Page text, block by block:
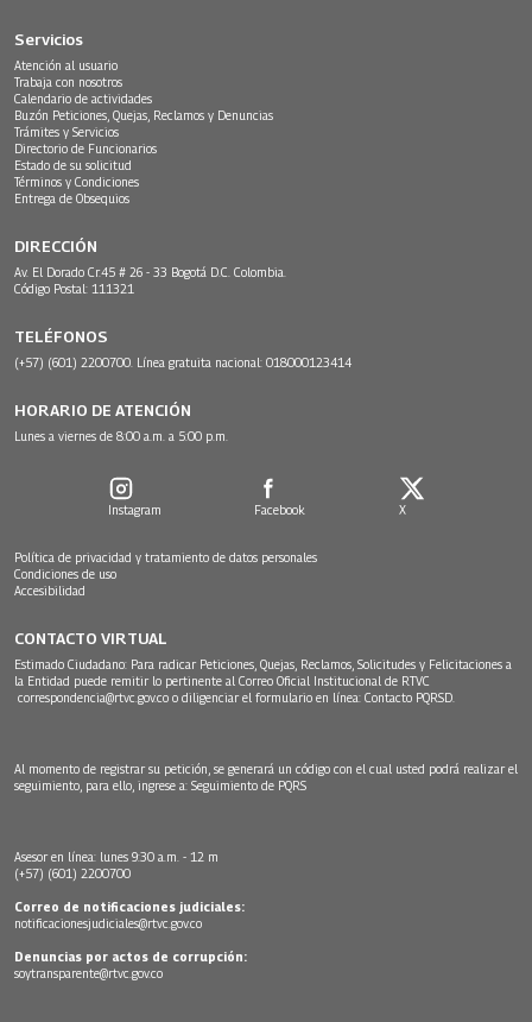
Servicios
Atención al usuario
Trabaja con nosotros
Calendario de actividades
Buzón Peticiones, Quejas, Reclamos y Denuncias
Trámites y Servicios
Directorio de Funcionarios
Estado de su solicitud
Términos y Condiciones
Entrega de Obsequios
DIRECCIÓN
Av. El Dorado Cr.45 # 26 - 33 Bogotá D.C. Colombia.
Código Postal: 111321
TELÉFONOS
(+57) (601) 2200700. Línea gratuita nacional: 018000123414
HORARIO DE ATENCIÓN
Lunes a viernes de 8:00 a.m. a 5:00 p.m.
Instagram Facebook X
Política de privacidad y tratamiento de datos personales
Condiciones de uso
Accesibilidad
CONTACTO VIRTUAL
Estimado Ciudadano: Para radicar Peticiones, Quejas, Reclamos, Solicitudes y Felicitaciones a
la Entidad puede remitir lo pertinente al Correo Oficial Institucional de RTVC
correspondencia@rtvc.gov.co o diligenciar el formulario en línea: Contacto PQRSD.
Al momento de registrar su petición, se generará un código con el cual usted podrá realizar el
seguimiento, para ello, ingrese a: Seguimiento de PQRS
Asesor en línea: lunes 9:30 a.m. - 12 m
(+57) (601) 2200700
Correo de notificaciones judiciales:
notificacionesjudiciales@rtvc.gov.co
Denuncias por actos de corrupción:
soytransparente@rtvc.gov.co